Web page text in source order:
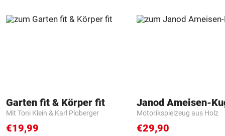
Garten fit & Körper fit
Mit Toni Klein & Karl Ploberger
€19,99
Janod Ameisen-
Motorikspielzeug aus Holz
€29,90